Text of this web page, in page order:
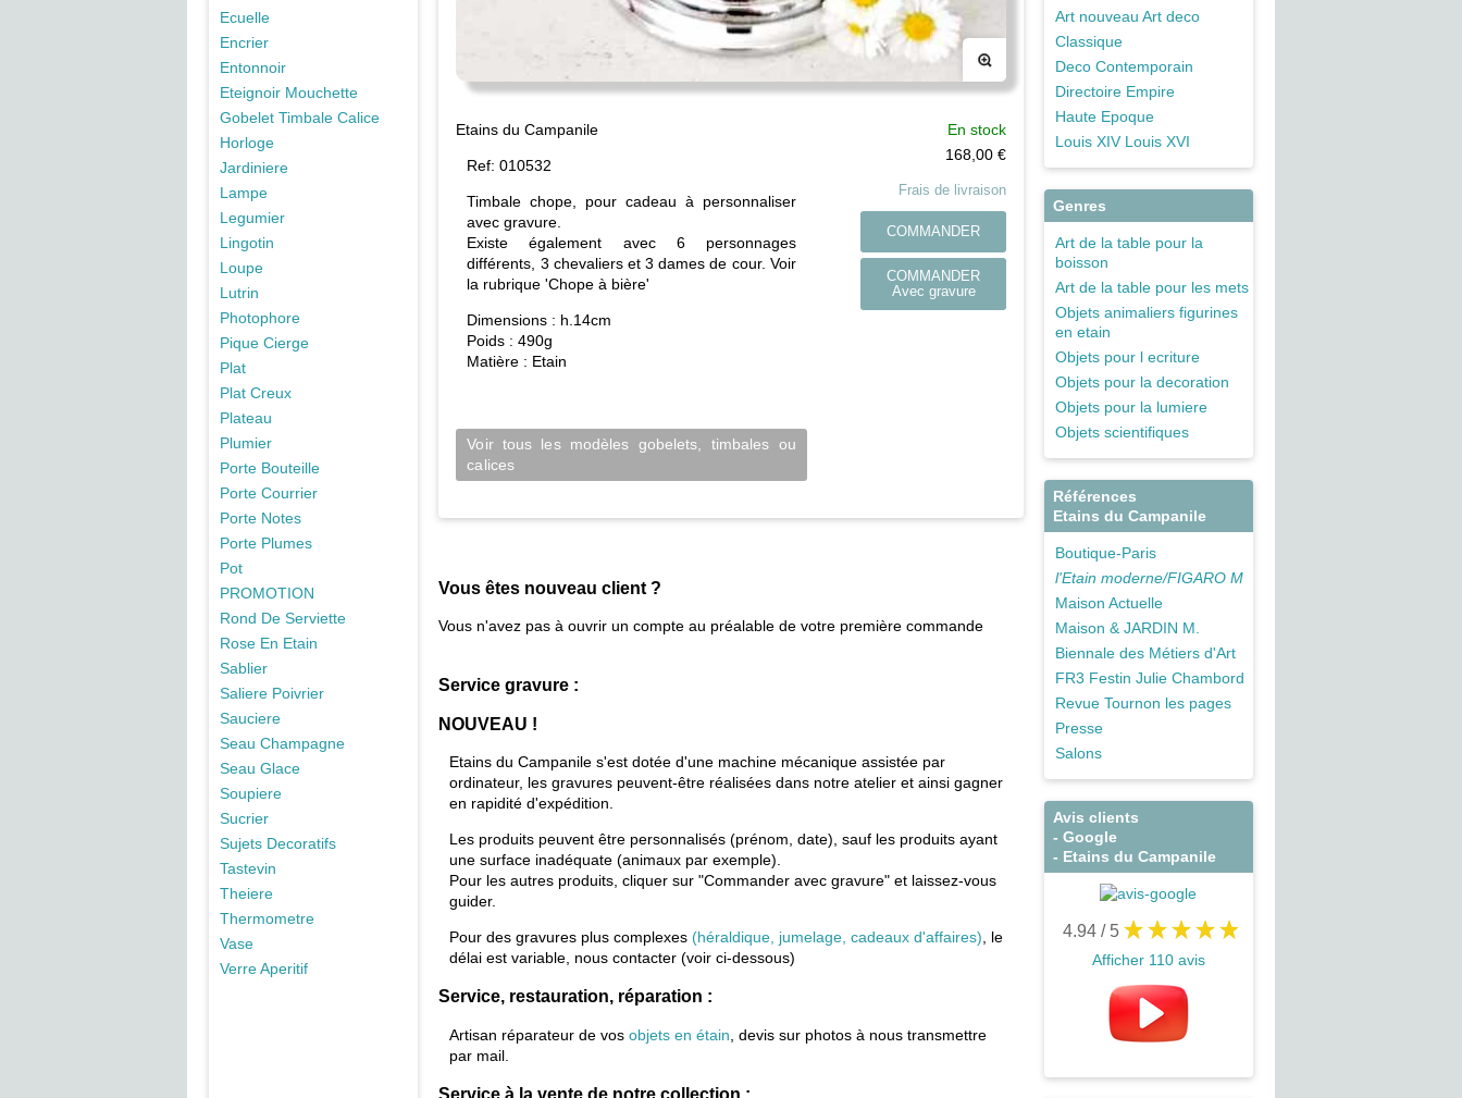
Ecuelle
Encrier
Entonnoir
Eteignoir Mouchette
Gobelet Timbale Calice
Horloge
Jardiniere
Lampe
Legumier
Lingotin
Loupe
Lutrin
Photophore
Pique Cierge
Plat
Plat Creux
Plateau
Plumier
Porte Bouteille
Porte Courrier
Porte Notes
Porte Plumes
Pot
PROMOTION
Rond De Serviette
Rose En Etain
Sablier
Saliere Poivrier
Sauciere
Seau Champagne
Seau Glace
Soupiere
Sucrier
Sujets Decoratifs
Tastevin
Theiere
Thermometre
Vase
Verre Aperitif
En stock
168,00 €
Frais de livraison
COMMANDER
COMMANDER
Avec gravure
Etains du Campanile
Ref:010532
Timbale chope, pour cadeau à personnaliser
avec gravure.
Existe également avec 6 personnages
différents, 3 chevaliers et 3 dames de cour. Voir
la rubrique 'Chope à bière'
Dimensions : h.14cm
Poids :490g
Matière : Etain
Voir tous les modèles gobelets, timbales ou
calices
Vous êtes nouveau client ?
Vous n'avez pas à ouvrir un compte au préalable de votre première commande
Service gravure :
NOUVEAU !
Etains du Campanile s'est dotée d'une machine mécanique assistée par
ordinateur, les gravures peuvent-être réalisées dans notre atelier et ainsi gagner
en rapidité d'expédition.
Les produits peuvent être personnalisés (prénom, date), sauf les produits ayant
une surface inadéquate (animaux par exemple).
Pour les autres produits, cliquer sur "Commander avec gravure" et laissez-vous
guider.
Pour des gravures plus complexes (héraldique, jumelage, cadeaux d'affaires) , le
délai est variable, nous contacter (voir ci-dessous)
Service, restauration, réparation :
Artisan réparateur de vosobjets en étain , devis sur photos à nous transmettre
par mail.
Service à la vente de notre collection :
Art nouveau Art deco
Classique
Deco Contemporain
Directoire Empire
Haute Epoque
Louis XIV Louis XVI
Genres
Art de la table pour la
boisson
Art de la table pour les mets
Objets animaliers figurines
en etain
Objets pour l ecriture
Objets pour la decoration
Objets pour la lumiere
Objets scientifiques
Références
Etains du Campanile
Boutique-Paris
l'Etain moderne/FIGARO M
Maison Actuelle
Maison & JARDIN M.
Biennale des Métiers d'Art
FR3 Festin Julie Chambord
Revue Tournon les pages
Presse
Salons
Avis clients
- Google
- Etains du Campanile
4.94 / 5
Afficher 110 avis